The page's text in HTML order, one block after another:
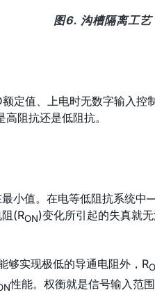
图6. 沟槽隔离工艺
定值、上电时无数字输入
阻抗还是低阻抗。
小值。在电等低阻抗系
(RON)变化所引起的失真就
够实现极低的导通电阻外，R
性能。权衡就是信号输入范